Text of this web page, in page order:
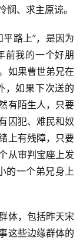
、求主原谅。
路上”，是因为
前我的一个好朋
如果曹世弟兄在
，如果下次送的
有陌生人，只要
囚犯、难民和奴
上有残障，只要
从审判宝座上发
的一个弟兄身上
体，包括昨天宋
这些边缘群体的